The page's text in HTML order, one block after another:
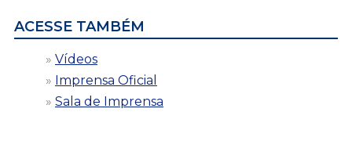
ACESSE TAMBÉM
Vídeos
Imprensa Oficial
Sala de Imprensa